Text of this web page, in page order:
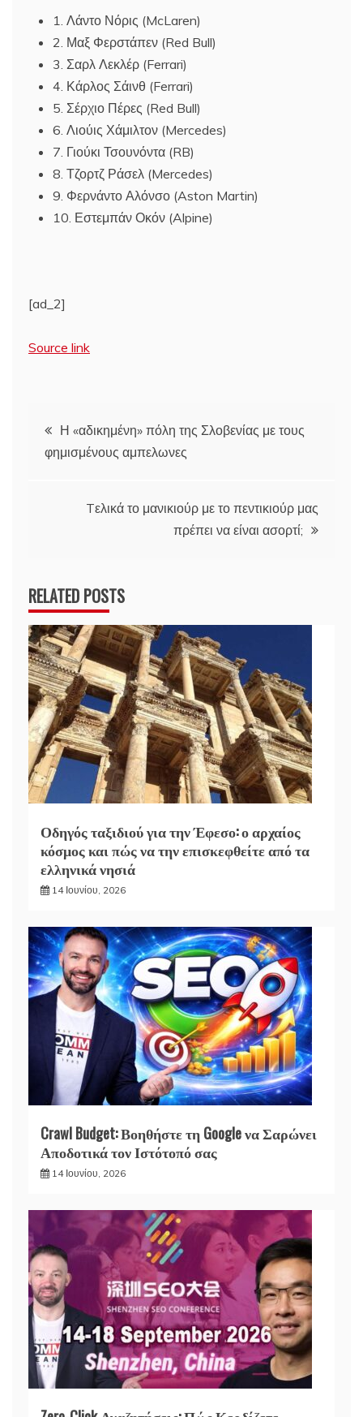
1. Λάντο Νόρις (McLaren)
2. Μαξ Φερστάπεν (Red Bull)
3. Σαρλ Λεκλέρ (Ferrari)
4. Κάρλος Σάινθ (Ferrari)
5. Σέρχιο Πέρες (Red Bull)
6. Λιούις Χάμιλτον (Mercedes)
7. Γιούκι Τσουνόντα (RB)
8. Τζορτζ Ράσελ (Mercedes)
9. Φερνάντο Αλόνσο (Aston Martin)
10. Εστεμπάν Οκόν (Alpine)
[ad_2]
Source link
Πλοήγηση
άρθρων
Η «αδικημένη» πόλη της Σλοβενίας με τους
φημισμένους αμπελωνες
Tελικά το μανικιούρ με το πεντικιούρ μας
πρέπει να είναι ασορτί;
RELATED POSTS
Οδηγός ταξιδιού για την Έφεσο: ο αρχαίος
κόσμος και πώς να την επισκεφθείτε από τα
ελληνικά νησιά
14 Ιουνίου, 2026
Crawl Budget: Βοηθήστε τη Google να Σαρώνει
Αποδοτικά τον Ιστότοπό σας
14 Ιουνίου, 2026